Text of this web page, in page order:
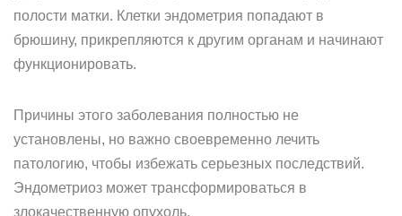
полости матки. Клетки эндометрия попадают в
брюшину, прикрепляются к другим органам и начинают
функционировать.
Причины этого заболевания полностью не
установлены, но важно своевременно лечить
патологию, чтобы избежать серьезных последствий.
Эндометриоз может трансформироваться в
злокачественную опухоль.